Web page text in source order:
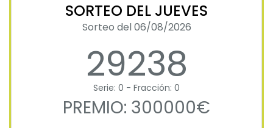
SORTEO DEL JUEVES
Sorteo del 06/08/2026
29238
Serie: 0 - Fracción: 0
PREMIO: 300000€